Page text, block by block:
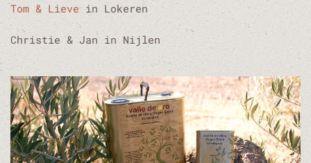
Tom & Lievein Lokeren
Christie & Jan in Nijlen